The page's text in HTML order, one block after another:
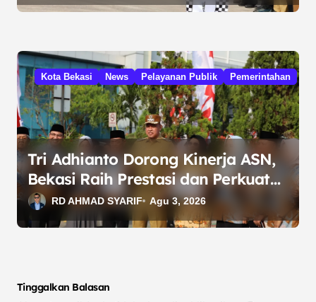
Kota Bekasi News Pelayanan Publik Pemerintahan
Tri Adhianto Dorong Kinerja ASN,
Bekasi Raih Prestasi dan Perkuat
Efisiensi Anggaran
RD AHMAD SYARIF Agu 3, 2026
Tinggalkan Balasan